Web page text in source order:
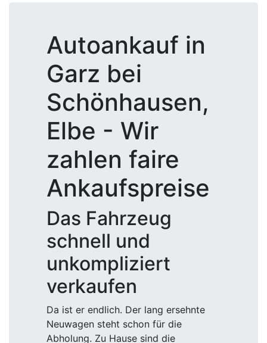
Autoankauf in
Garz bei
Schönhausen,
Elbe - Wir
zahlen faire
Ankaufspreise
Das Fahrzeug
schnell und
unkompliziert
verkaufen
Da ist er endlich. Der lang ersehnte
Neuwagen steht schon für die
Abholung. Zu Hause sind die